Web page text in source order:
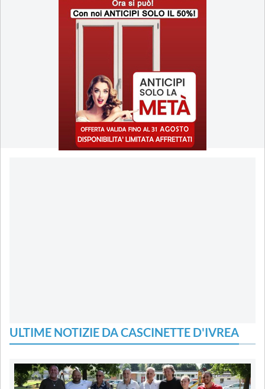
ULTIME NOTIZIE DA CASCINETTE D'IVREA